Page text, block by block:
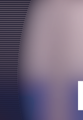
代表あいさつ
メンバー